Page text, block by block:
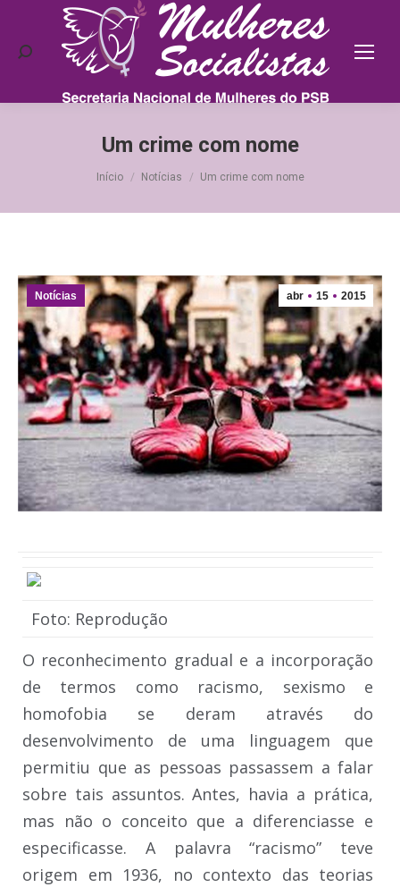
Search:
Um crime com nome
Você está aqui:
Início Notícias Um crime com nome
abr 15 2015
Notícias
Foto: Reprodução
O reconhecimento gradual e a incorporação
de termos como racismo, sexismo e
homofobia se deram através do
desenvolvimento de uma linguagem que
permitiu que as pessoas passassem a falar
sobre tais assuntos. Antes, havia a prática,
mas não o conceito que a diferenciasse e
especificasse. A palavra “racismo” teve
origem em 1936, no contexto das teorias